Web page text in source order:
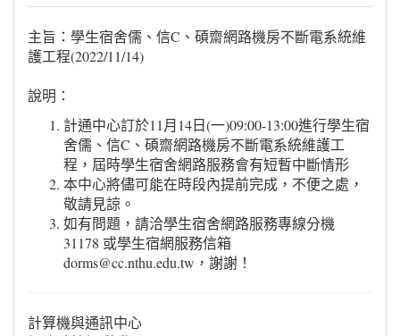
主旨：學生宿舍儒、信C、碩齋網路機房不斷電系統維
護工程(2022/11/14)
說明：
計通中心訂於11月14日(一)09:00-13:00進行學生宿
舍儒、信C、碩齋網路機房不斷電系統維護工
程，屆時學生宿舍網路服務會有短暫中斷情形
本中心將儘可能在時段內提前完成，不便之處，
敬請見諒。
如有問題，請洽學生宿舍網路服務專線分機
31178 或學生宿網服務信箱
dorms@cc.nthu.edu.tw，謝謝！
計算機與通訊中心